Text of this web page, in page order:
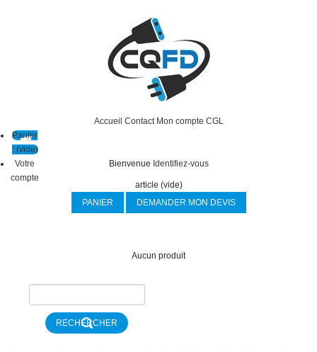
Accueil Contact Mon compte CGL
Panier
: (vide)
Votre
compte
Bienvenue Identifiez-vous
article (vide)
PANIER
DEMANDER MON DEVIS
Aucun produit